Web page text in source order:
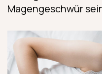
Magengeschwür